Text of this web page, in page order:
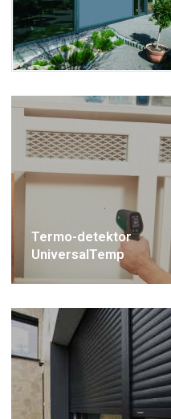
Termo-detektor
UniversalTemp